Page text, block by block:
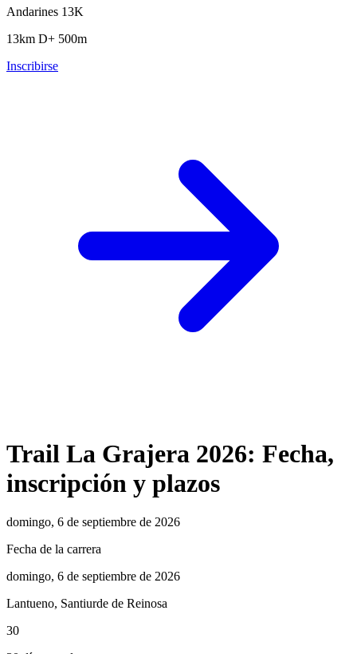
Andarines 13K
13km D+ 500m
Inscribirse
Trail La Grajera 2026: Fecha,
inscripción y plazos
domingo, 6 de septiembre de 2026
Fecha de la carrera
domingo, 6 de septiembre de 2026
Lantueno, Santiurde de Reinosa
30